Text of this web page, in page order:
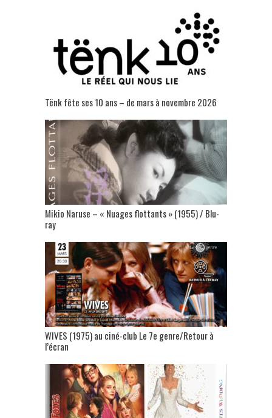
Tënk fête ses 10 ans – de mars à novembre 2026
Mikio Naruse – « Nuages flottants » (1955) / Blu-
ray
WIVES (1975) au ciné-club Le 7e genre/Retour à
l’écran